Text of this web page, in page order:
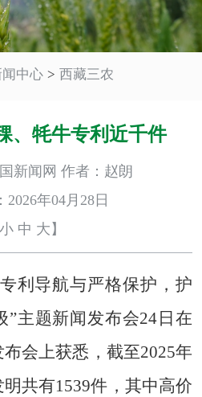
闻中心 > 西藏三农
、牦牛专利近千件
新闻网 作者：赵朗
2026年04月28日
小 中 大 】
利导航与严格保护，护
”主题新闻发布会24日在
会上获悉，截至2025年
共有1539件，其中高价